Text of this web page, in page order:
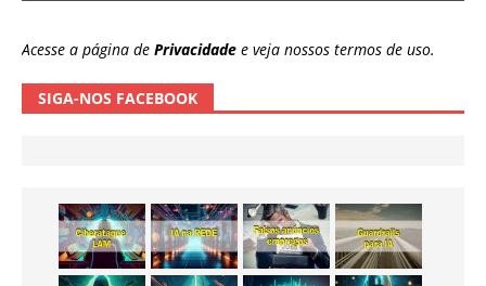
Acesse a página de Privacidade e veja nossos termos de uso.
SIGA-NOS FACEBOOK